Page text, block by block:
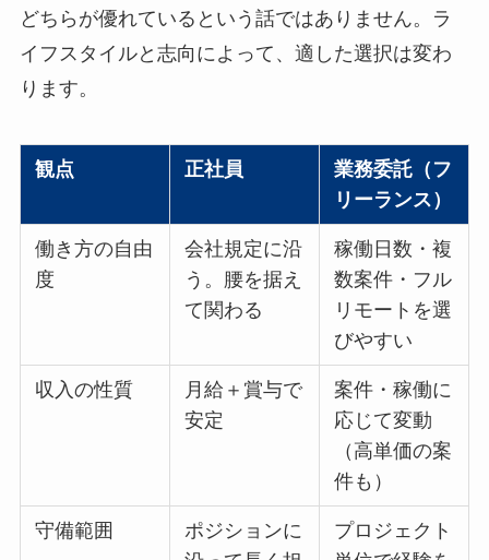
どちらが優れているという話ではありません。ラ
イフスタイルと志向によって、適した選択は変わ
ります。
観点 正社員
業務委託（フ
リーランス）
働き方の自由
度
会社規定に沿
う。腰を据え
て関わる
稼働日数・複
数案件・フル
リモートを選
びやすい
収入の性質
月給＋賞与で
安定
案件・稼働に
応じて変動
（高単価の案
件も）
守備範囲
ポジションに
プロジェクト